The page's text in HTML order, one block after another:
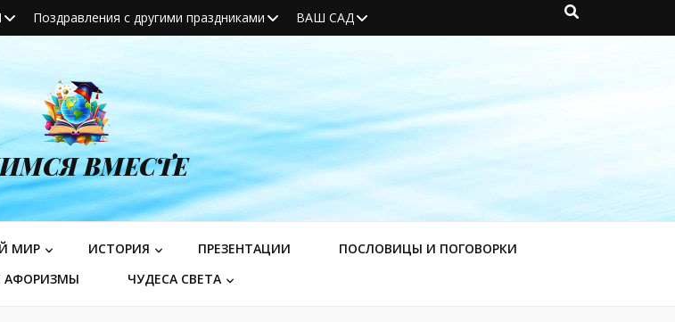
Поздравления с другими праздниками ВАШ САД
ВМЕСТЕ
МИР ИСТОРИЯ ПРЕЗЕНТАЦИИ
ПОСЛОВИЦЫ И ПОГОВОРКИ
АФОРИЗМЫ
ЧУДЕСА СВЕТА